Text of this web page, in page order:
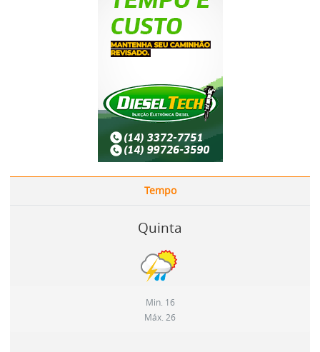
Tempo
Quinta
Min. 16
Máx. 26